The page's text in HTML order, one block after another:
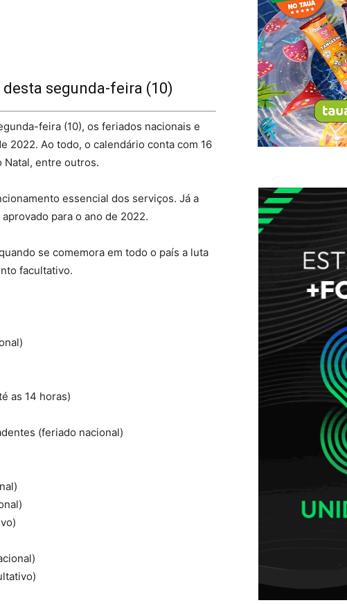
segunda-feira (10)
feira (10), os feriados nacionais e
2022. Ao todo, o calendário conta com 16
Natal, entre outros.
essencial dos serviços. Já a
para o ano de 2022.
se comemora em todo o país a luta
facultativo.
as 14 horas)
(feriado nacional)